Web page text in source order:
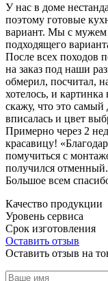
У нас в доме
поэтому готовые
вариант. Мы с
подходящего
После всех походов
на заказ под наши
обмерил, посчитал,
хотелось, и
скажу, что это
вписалась и цвет
Примерно через 2
красавицу!
помучиться с
получился отменный.
Большое всем
Качество продукции
Уровень сервиса
Срок изготовления
Оставить отзыв
Оставить отзыв на